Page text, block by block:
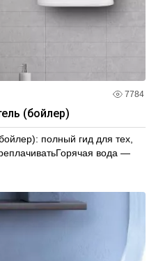
7784
(бойлер)
полный гид для тех,
вода —